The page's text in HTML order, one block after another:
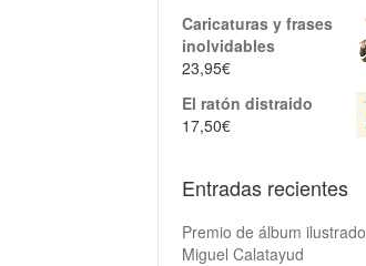
Caricaturas y frases
inolvidables
23,95€
El ratón distraido
17,50€
Entradas recientes
Premio de álbum ilustrado
Miguel Calatayud